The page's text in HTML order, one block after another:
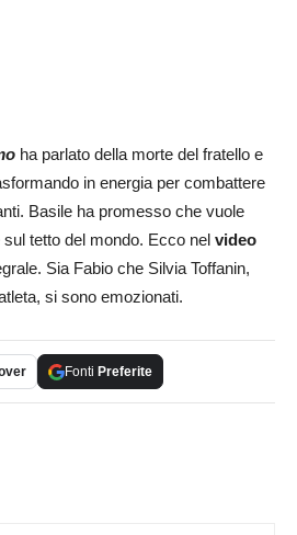
ha parlato della morte del fratello e
in energia per combattere
Basile ha promesso che vuole
tetto del mondo. Ecco nel video
Sia Fabio che Silvia Toffanin,
si sono emozionati.
Fonti Preferite